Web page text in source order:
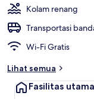
Kolam renang
Transportasi
Wi-Fi Gratis
Lihat semua
Fasilitas utama